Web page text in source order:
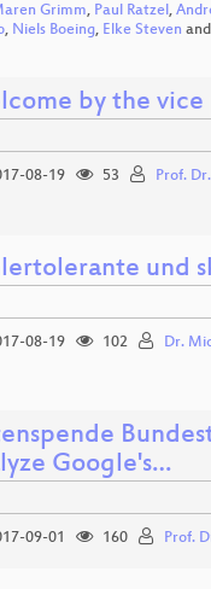
Grimm, Paul Ratzel ,
, Niels Boeing, Elke Steven and
by the
08-19 53 Prof.
und
08-19 102 Dr.
Google's…
09-01 160 Prof.